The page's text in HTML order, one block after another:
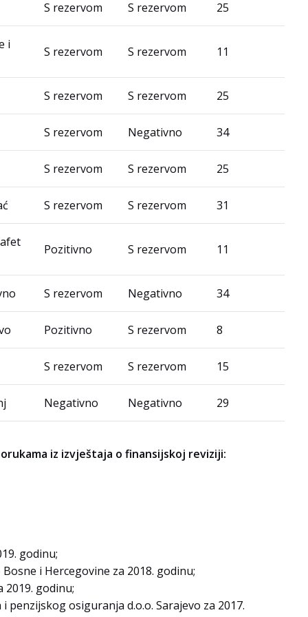
S rezervom S rezervom 25
i S rezervom S rezervom 11
S rezervom S rezervom 25
S rezervom Negativno 34
S rezervom S rezervom 25
S rezervom S rezervom 31
Pozitivno S rezervom 11
S rezervom Negativno 34
Pozitivno S rezervom 8
S rezervom S rezervom 15
Negativno Negativno 29
iz izvještaja o finansijskoj reviziji:
godinu;
i Hercegovine za 2018. godinu;
godinu;
osiguranja d.o.o. Sarajevo za 2017.